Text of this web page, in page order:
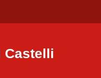
Castelli